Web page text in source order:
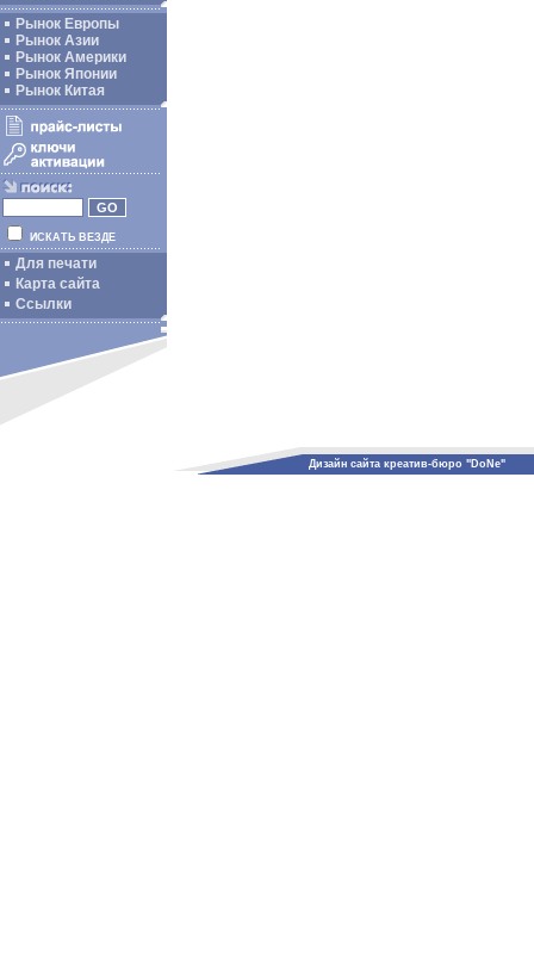
Рынок Европы
Рынок Азии
Рынок Америки
Рынок Японии
Рынок Китая
ИСКАТЬ ВЕЗДЕ
Для печати
Карта сайта
Ссылки
Дизайн сайта креатив-бюро "DoNe"